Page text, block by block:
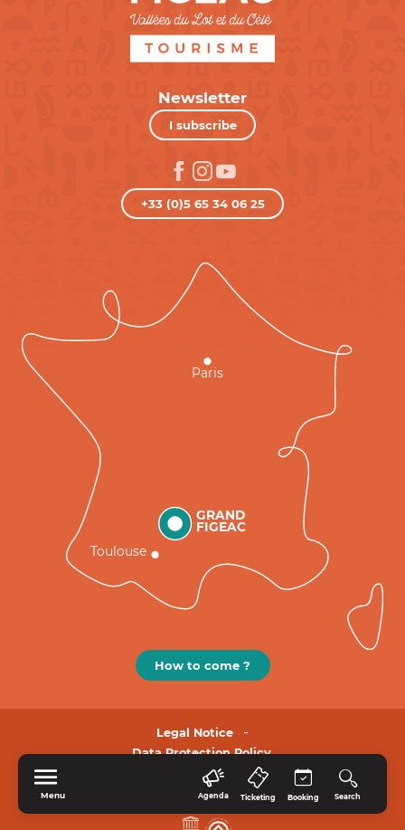
Menu Agenda Ticketing Booking Search
Newsletter
I subscribe
+33 (0)5 65 34 06 25
GRAND
FIGEAC
Toulouse
Paris
How to come ?
Legal Notice
Data Protection Policy.